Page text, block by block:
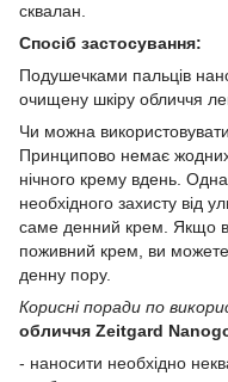
сквалан.
Спосіб застосування:
Подушечками пальців
очищену шкіру обличчя
Чи можна
Принципово немає
нічного крему вдень.
необхідного захисту від
саме денний крем. Якщо
поживний крем, ви
денну пору.
Корисні поради по
обличчя Zeitgard
- наносити необхідно